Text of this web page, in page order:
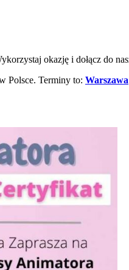
okazję i dołącz do
Polsce. Terminy to: Warszawa